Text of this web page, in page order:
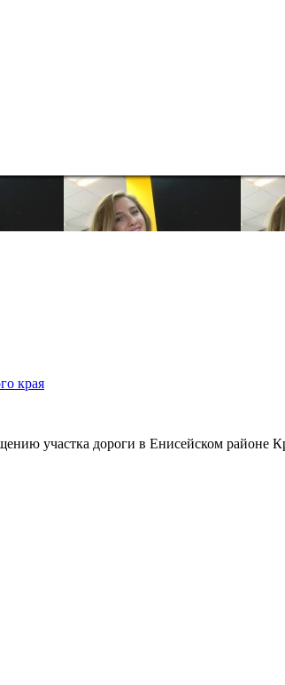
края
участка дороги в Енисейском районе